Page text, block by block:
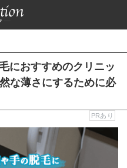
におすすめのクリニッ
な薄さにするために必
PRあり